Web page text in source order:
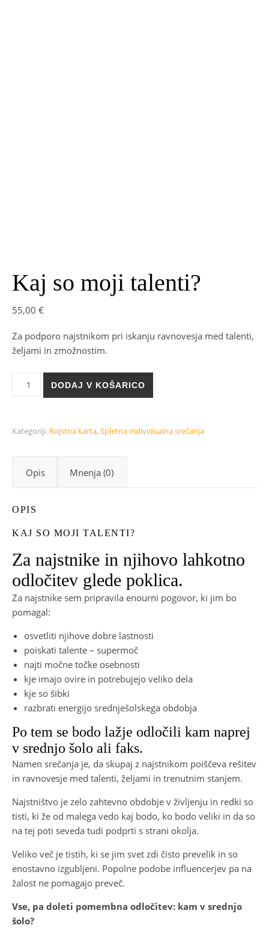
Kaj so moji talenti?
55,00 €
Za podporo najstnikom pri iskanju ravnovesja med talenti,
željami in zmožnostim.
Kaj so moji talenti? količina
DODAJ V KOŠARICO
Kategoriji: Rojstna karta, Spletna individualna srečanja
Opis Mnenja (0)
OPIS
KAJ SO MOJI TALENTI?
Za najstnike in njihovo lahkotno
odločitev glede poklica.
Za najstnike sem pripravila enourni pogovor, ki jim bo
pomagal:
osvetliti njihove dobre lastnosti
poiskati talente – supermoč
najti močne točke osebnosti
kje imajo ovire in potrebujejo veliko dela
kje so šibki
razbrati energijo srednješolskega obdobja
Po tem se bodo lažje odločili kam naprej
v srednjo šolo ali faks.
Namen srečanja je, da skupaj z najstnikom poiščeva rešitev
in ravnovesje med talenti, željami in trenutnim stanjem.
Najstništvo je zelo zahtevno obdobje v življenju in redki so
tisti, ki že od malega vedo kaj bodo, ko bodo veliki in da so
na tej poti seveda tudi podprti s strani okolja.
Veliko več je tistih, ki se jim svet zdi čisto prevelik in so
enostavno izgubljeni. Popolne podobe influencerjev pa na
žalost ne pomagajo preveč.
Vse, pa doleti pomembna odločitev: kam v srednjo
šolo?